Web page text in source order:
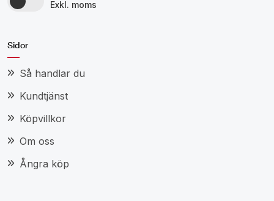
Exkl. moms
Sidor
Så handlar du
Kundtjänst
Köpvillkor
Om oss
Ångra köp